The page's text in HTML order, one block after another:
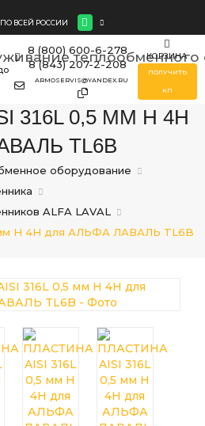
ПО ВСЕЙ РОССИИ
8 (800) 600-6-278
8 (843) 207-2-208
ARMOSERVIS@YANDEX.RU
КОРЗИНА
ПОЛУЧИТЬ
КП
316L 0,5 ММ H 4H
TL6B
оборудование
ALFA LAVAL
H 4H для АЛЬФА ЛАВАЛЬ TL6B